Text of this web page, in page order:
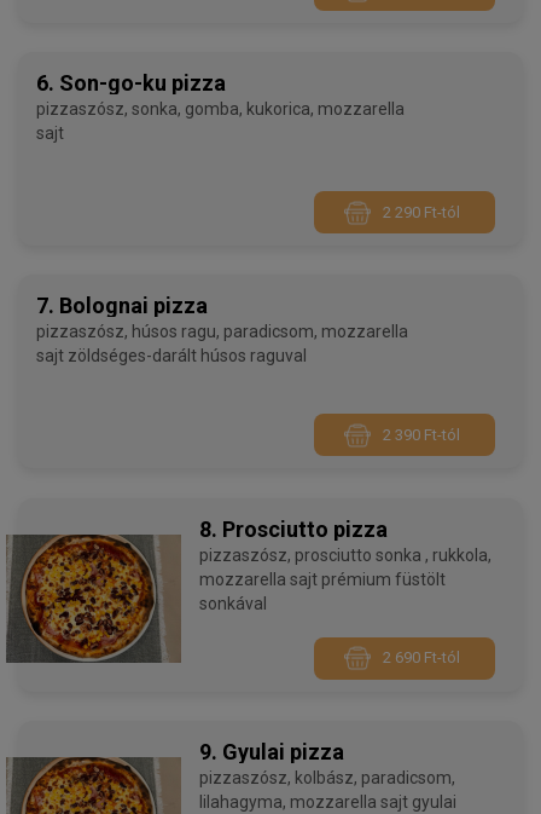
6. Son-go-ku pizza
pizzaszósz, sonka, gomba, kukorica, mozzarella
sajt
2 290 Ft-tól
7. Bolognai pizza
pizzaszósz, húsos ragu, paradicsom, mozzarella
sajt zöldséges-darált húsos raguval
2 390 Ft-tól
8. Prosciutto pizza
pizzaszósz, prosciutto sonka , rukkola,
mozzarella sajt prémium füstölt
sonkával
2 690 Ft-tól
9. Gyulai pizza
pizzaszósz, kolbász, paradicsom,
lilahagyma, mozzarella sajt gyulai